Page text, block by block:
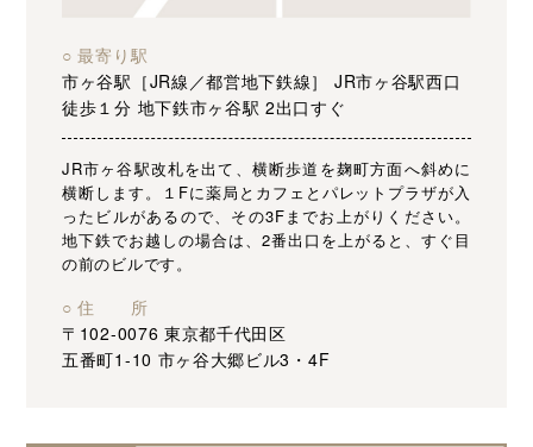
○ 最寄り駅
市ヶ谷駅［JR線／都営地下鉄線］ JR市ヶ谷駅西口
徒歩１分 地下鉄市ヶ谷駅 2出口すぐ
JR市ヶ谷駅改札を出て、横断歩道を麹町方面へ斜めに
横断します。１Fに薬局とカフェとパレットプラザが入
ったビルがあるので、その3Fまでお上がりください。
地下鉄でお越しの場合は、2番出口を上がると、すぐ目
の前のビルです。
○ 住 所
〒102-0076 東京都千代田区
五番町1-10 市ヶ谷大郷ビル3・4F